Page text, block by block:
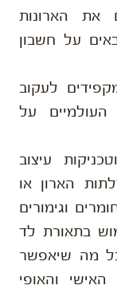
את הארונות
על חשבון
לעקוב
העולמיים על
עיצוב
הארון או
וגימורים
בתאורת לד
מה שיאפשר
והאופי